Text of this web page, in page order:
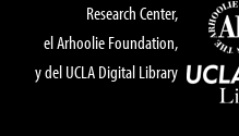
Research Center,
el Arhoolie Foundation,
y del UCLA Digital Library